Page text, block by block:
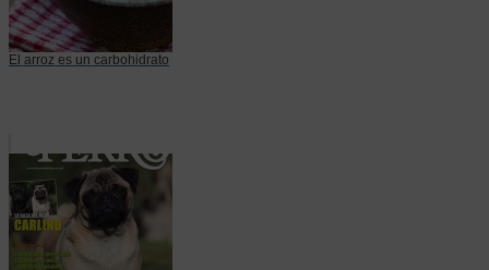
El arroz es un carbohidrato